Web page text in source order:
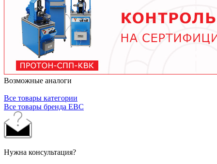
рекомендованные производителем смазочные
материалы.
Возможные аналоги
Все товары категории
Все товары бренда EBC
Нужна консультация?